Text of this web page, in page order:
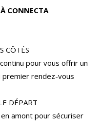
CONNECTA
CÔTÉS
pour vous offrir un
premier rendez-vous
DÉPART
amont pour sécuriser
PAR